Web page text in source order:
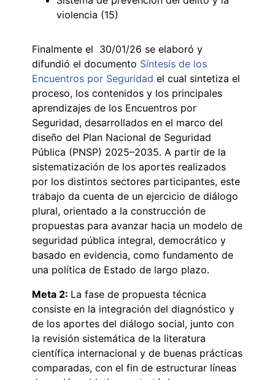
violencia (15)
Finalmente el 30/01/26 se elaboró y
difundió el documento Síntesis de los
Encuentros por Seguridad el cual sintetiza el
proceso, los contenidos y los principales
aprendizajes de los Encuentros por
Seguridad, desarrollados en el marco del
diseño del Plan Nacional de Seguridad
Pública (PNSP) 2025–2035. A partir de la
sistematización de los aportes realizados
por los distintos sectores participantes, este
trabajo da cuenta de un ejercicio de diálogo
plural, orientado a la construcción de
propuestas para avanzar hacia un modelo de
seguridad pública integral, democrático y
basado en evidencia, como fundamento de
una política de Estado de largo plazo.
Meta 2: La fase de propuesta técnica
consiste en la integración del diagnóstico y
de los aportes del diálogo social, junto con
la revisión sistemática de la literatura
científica internacional y de buenas prácticas
comparadas, con el fin de estructurar líneas